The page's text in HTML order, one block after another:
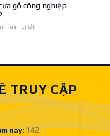
Bê
Mài
lựa
lưỡi
nghiệp
gỗ công nghiệp
luận bị tắtở
tốt
ở
đâu?
TRUY CẬP
nay:142